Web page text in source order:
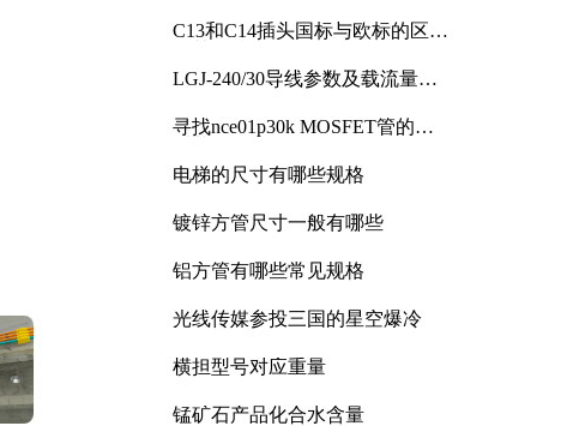
C13和C14插头国标与欧标的区别
LGJ-240/30导线参数及载流量解
寻找nce01p30k MOSFET管的合
电梯的尺寸有哪些规格
镀锌方管尺寸一般有哪些
铝方管有哪些常见规格
光线传媒参投三国的星空爆冷
横担型号对应重量
锰矿石产品化合水含量